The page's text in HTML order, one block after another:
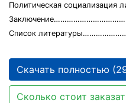
Политическая
Список
Скачать полностью
Сколько стоит